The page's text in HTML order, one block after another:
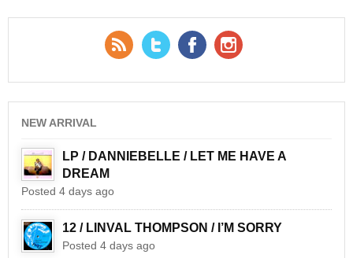
RSS Feed
Twitter Facebook
NEW ARRIVAL
LP / DANNIEBELLE / LET ME HAVE A
DREAM
Posted 4 days ago
12 / LINVAL THOMPSON / I’M SORRY
Posted 4 days ago